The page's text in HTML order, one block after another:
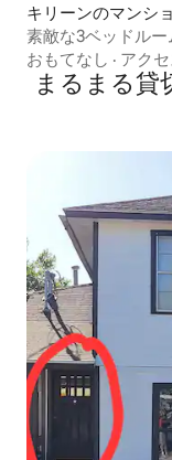
キリーンのマンシ
素敵な3ベッドルー
おもてなし · アクセ
まるまる貸